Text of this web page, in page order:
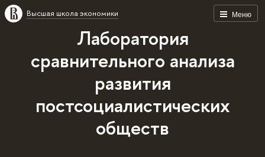
Меню
Высшая школа экономики
Лаборатория
сравнительного анализа
развития
постсоциалистических
обществ